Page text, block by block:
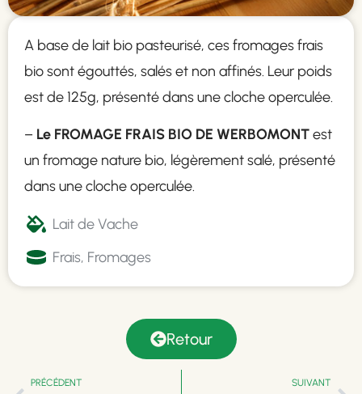
A base de lait bio pasteurisé, ces fromages frais
bio sont égouttés, salés et non affinés. Leur poids
est de 125g, présenté dans une cloche operculée.
– Le FROMAGE FRAIS BIO DE WERBOMONTest
un fromage nature bio, légèrement salé, présenté
dans une cloche operculée.
Lait de Vache
Frais, Fromages
Retour
PRÉCÉDENT SUIVANT